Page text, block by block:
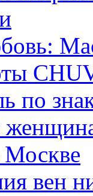
по
Москве
вен